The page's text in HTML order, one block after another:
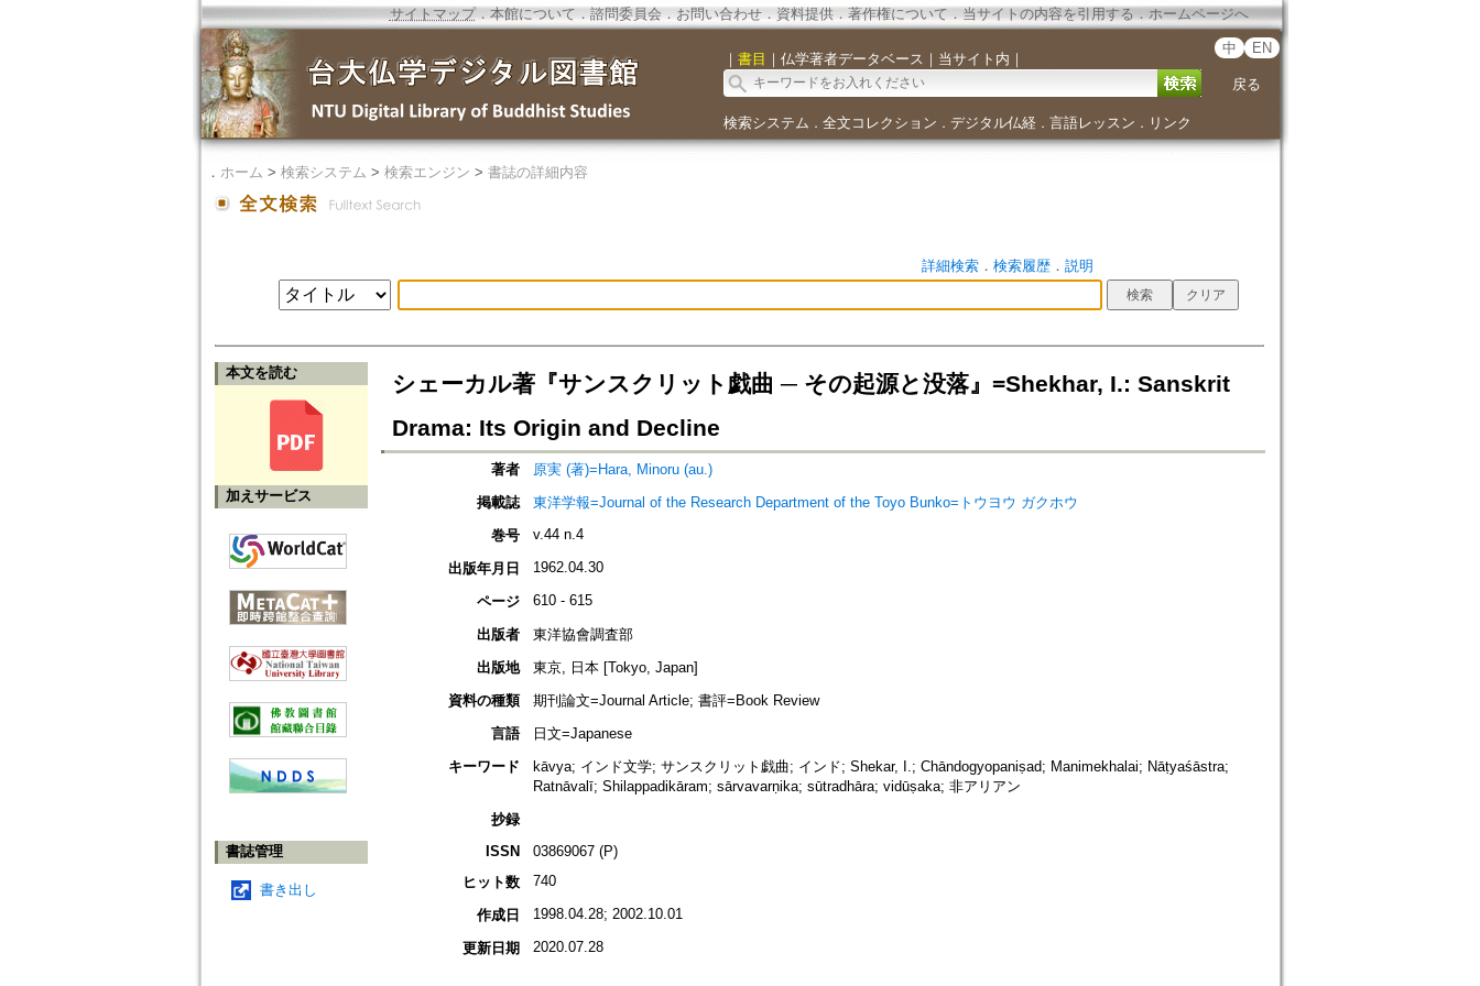
サイトマップ．本館について ． 諮問委員会． お問い合わせ． 資料提供． 著作権について．当サイトの内容を引用する ． ホームページへ
｜ 書目 ｜ 仏学著者データベース ｜ 当サイト内 ｜
中 EN
戻る
検索システム ． 全文コレクション ． デジタル仏経． 言語レッスン ． リンク
． ホーム > 検索システム > 検索エンジン > 書誌の詳細内容
詳細検索． 検索履歴． 説明
本文を読む
加えサービス
書誌管理
書き出し
シェーカル著『サンスクリット戯曲 ─ その起源と没落』=Shekhar, I.: Sanskrit
Drama: Its Origin and Decline
著者
原実 (著)=Hara, Minoru (au.)
掲載誌
東洋学報=Journal of the Research Department of the Toyo Bunko=トウヨウ ガクホウ
巻号
v.44 n.4
出版年月日 1962.04.30
ページ 610 - 615
出版者
東洋協會調査部
出版地
東京, 日本 [Tokyo, Japan]
資料の種類
期刊論文=Journal Article; 書評=Book Review
言語
日文=Japanese
キーワード
kāvya; インド文学; サンスクリット戯曲; インド; Shekar, I.; Chāndogyopaniṣad; Manimekhalai; Nāṭyaśāstra;
Ratnāvalī; Shilappadikāram; sārvavarṇika; sūtradhāra; vidūṣaka; 非アリアン
抄録
ISSN
03869067 (P)
ヒット数
740
作成日 1998.04.28; 2002.10.01
更新日期 2020.07.28